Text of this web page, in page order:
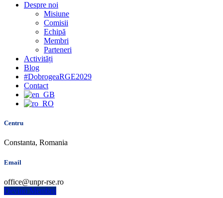
Despre noi
Misiune
Comisii
Echipă
Membri
Parteneri
Activități
Blog
#DobrogeaRGE2029
Contact
Centru
Constanta, Romania
Email
office@unpr-rse.ro
Devino Membru